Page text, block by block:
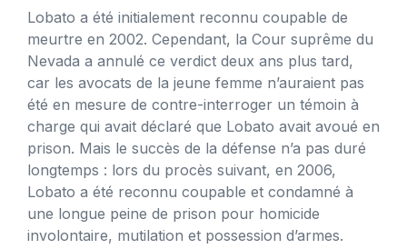
Lobato a été initialement reconnu coupable de
meurtre en 2002. Cependant, la Cour suprême du
Nevada a annulé ce verdict deux ans plus tard,
car les avocats de la jeune femme n’auraient pas
été en mesure de contre-interroger un témoin à
charge qui avait déclaré que Lobato avait avoué en
prison. Mais le succès de la défense n’a pas duré
longtemps : lors du procès suivant, en 2006,
Lobato a été reconnu coupable et condamné à
une longue peine de prison pour homicide
involontaire, mutilation et possession d’armes.